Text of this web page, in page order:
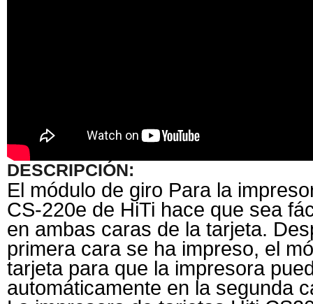
DESCRIPCIÓN:
El módulo de giro Para la
CS-220e de HiTi hace que sea
en ambas caras de la tarjeta.
primera cara se ha impreso, el
tarjeta para que la impresora
automáticamente en la segunda